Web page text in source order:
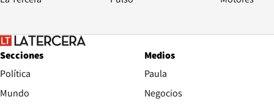
Secciones
Política
Mundo
Medios
Paula
Negocios